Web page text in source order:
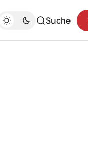
Suche